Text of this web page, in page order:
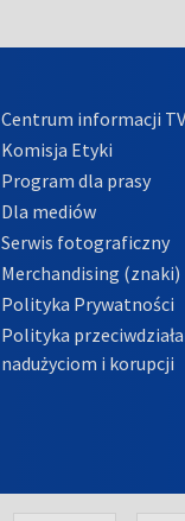
Centrum informacji
Komisja Etyki
Program dla prasy
Dla mediów
Serwis fotograficzny
Merchandising (znaki)
Polityka Prywatności
Polityka
nadużyciom i korupcji